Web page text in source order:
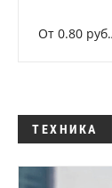
От 0.80
ТЕХНИКА